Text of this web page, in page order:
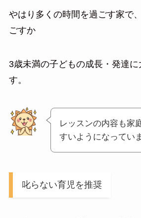
やはり多くの時間を過ごす家で
ごすか
3歳未満の子どもの成長・発達に
す。
レッスンの内容も家
すいようになってい
叱らない育児を推奨